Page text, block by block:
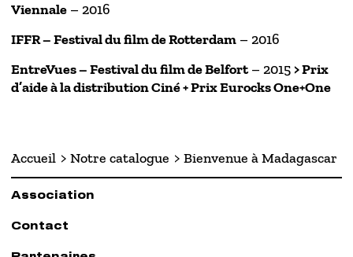
Viennale – 2016
IFFR – Festival du film de Rotterdam – 2016
EntreVues – Festival du film de Belfort– 2015 > Prix
d’aide à la distribution Ciné + Prix Eurocks One+One
Accueil Notre catalogue Bienvenue à Madagascar
Association
Contact